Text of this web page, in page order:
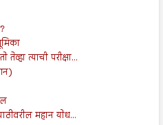
त्याची परीक्षा...
महान योध...